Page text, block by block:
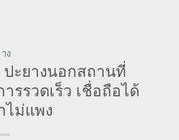
ง
ปะยางนอกสถานที่
รรวดเร็ว เชื่อถือได้
ไม่แพง